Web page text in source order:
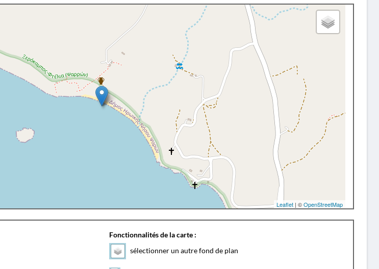
Leaflet | ©OpenStreetMap
Fonctionnalités de la carte :
sélectionner un autre fond de plan